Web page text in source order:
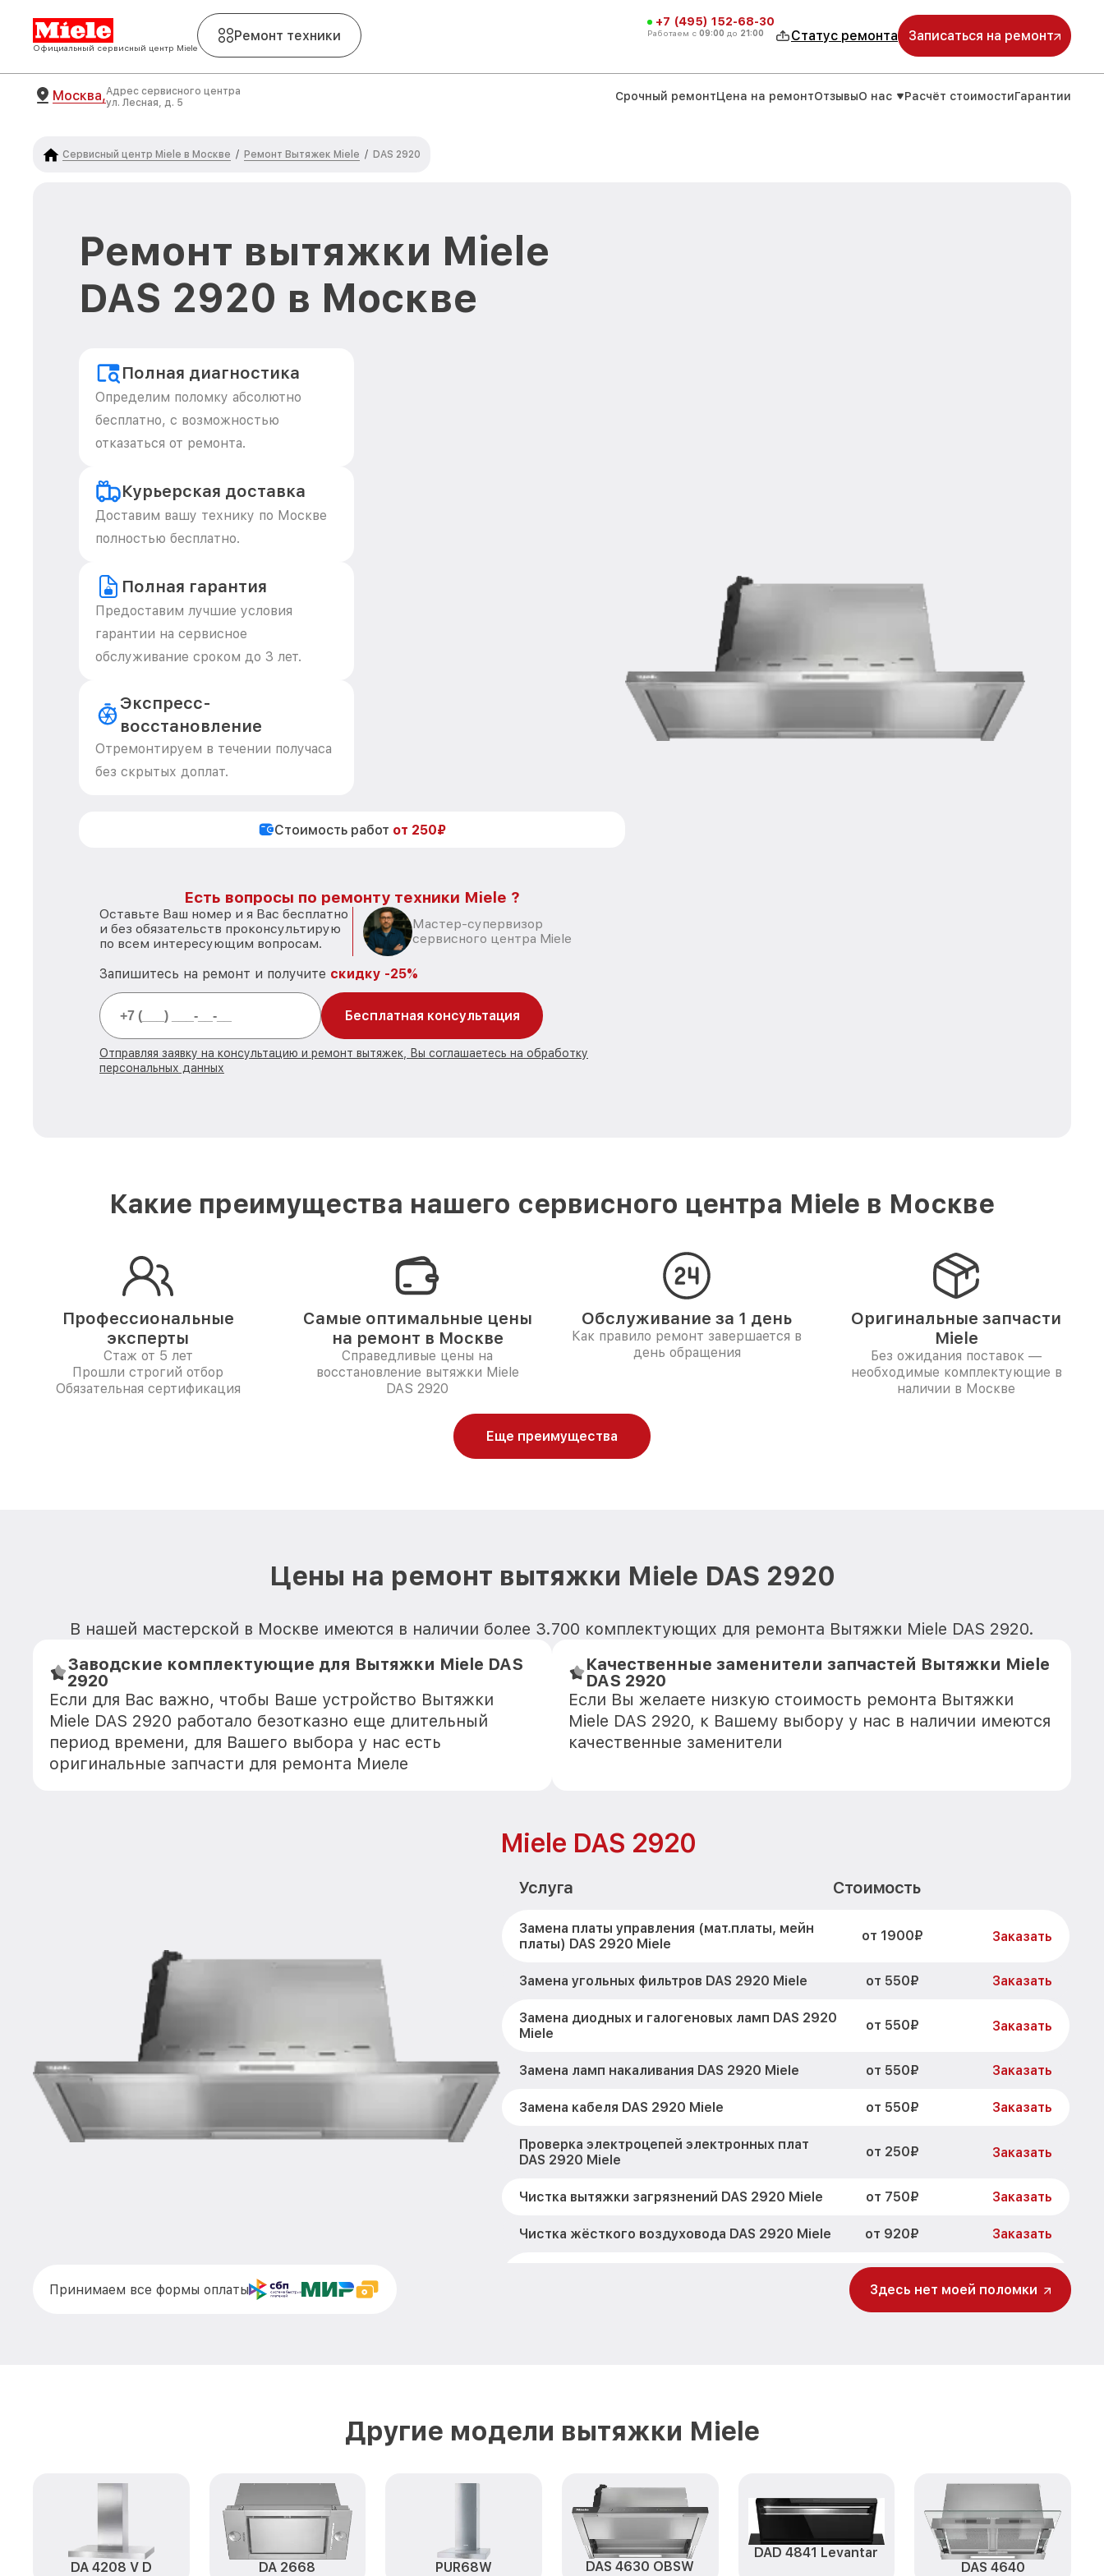
Официальный сервисный центр Miele
Ремонт техники
+7 (495) 152-68-30
Работаем с 09:00 до 21:00 Статус ремонта Записаться на ремонт
Москва,Адрес сервисного центра
ул. Лесная, д. 5
Срочный ремонтЦена на ремонтОтзывыО нас Расчёт стоимостиГарантии
Сервисный центр Miele в Москве / Ремонт Вытяжек Miele / DAS 2920
Ремонт вытяжки Miele
DAS 2920 в Москве
Полная диагностика
Определим поломку абсолютно
бесплатно, с возможностью
отказаться от ремонта.
Курьерская доставка
Доставим вашу технику по Москве
полностью бесплатно.
Полная гарантия
Предоставим лучшие условия
гарантии на сервисное
обслуживание сроком до 3 лет.
Экспресс-
восстановление
Отремонтируем в течении получаса
без скрытых доплат.
Стоимость работ от 250₽
Есть вопросы по ремонту техники Miele ?
Оставьте Ваш номер и я Вас бесплатно
и без обязательств проконсультирую
по всем интересующим вопросам.
Мастер-супервизор
сервисного центра Miele
Запишитесь на ремонт и получите скидку -25%
Бесплатная консультация
Отправляя заявку на консультацию и ремонт вытяжек, Вы соглашаетесь на обработку
персональных данных
Какие преимущества нашего сервисного центра Miele в Москве
Профессиональные
эксперты
Стаж от 5 лет
Прошли строгий отбор
Обязательная сертификация
Самые оптимальные цены
на ремонт в Москве
Справедливые цены на
восстановление вытяжки Miele
DAS 2920
Обслуживание за 1 день
Как правило ремонт завершается в
день обращения
Оригинальные запчасти
Miele
Без ожидания поставок —
необходимые комплектующие в
наличии в Москве
Еще преимущества
Цены на ремонт вытяжки Miele DAS 2920
В нашей мастерской в Москве имеются в наличии более 3.700 комплектующих для ремонта Вытяжки Miele DAS 2920.
Заводские комплектующие для Вытяжки Miele DAS
2920
Если для Вас важно, чтобы Ваше устройство Вытяжки
Miele DAS 2920 работало безотказно еще длительный
период времени, для Вашего выбора у нас есть
оригинальные запчасти для ремонта Миеле
Качественные заменители запчастей Вытяжки Miele
DAS 2920
Если Вы желаете низкую стоимость ремонта Вытяжки
Miele DAS 2920, к Вашему выбору у нас в наличии имеются
качественные заменители
Miele DAS 2920
Услуга Стоимость
Замена платы управления (мат.платы, мейн
платы) DAS 2920 Miele
от 1900₽ Заказать
Замена угольных фильтров DAS 2920 Miele от 550₽ Заказать
Замена диодных и галогеновых ламп DAS 2920
Miele
от 550₽ Заказать
Замена ламп накаливания DAS 2920 Miele от 550₽ Заказать
Замена кабеля DAS 2920 Miele от 550₽ Заказать
Проверка электроцепей электронных плат
DAS 2920 Miele
от 250₽ Заказать
Чистка вытяжки загрязнений DAS 2920 Miele от 750₽ Заказать
Чистка жёсткого воздуховода DAS 2920 Miele от 920₽ Заказать
Замена двигателя DAS 2920 Miele от 1990₽ Заказать
Принимаем все формы оплаты Здесь нет моей поломки
Другие модели вытяжки Miele
DA 4208 V D DA 2668 PUR68W DAS 4630 OBSW
DAD 4841 Levantar
DAS 4640